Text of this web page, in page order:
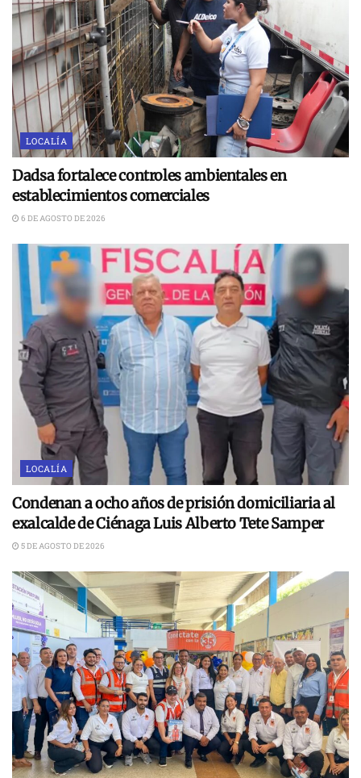
LOCALÍA
Dadsa fortalece controles ambientales en
establecimientos comerciales
6 DE AGOSTO DE 2026
LOCALÍA
Condenan a ocho años de prisión domiciliaria al
exalcalde de Ciénaga Luis Alberto Tete Samper
5 DE AGOSTO DE 2026